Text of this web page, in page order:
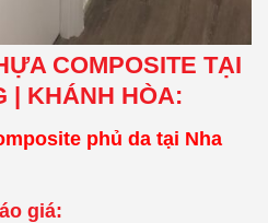
COMPOSITE TẠI
| KHÁNH HÒA:
phủ da tại Nha
giá: